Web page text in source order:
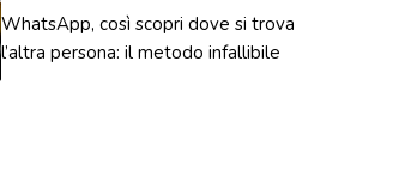
WhatsApp, così scopri dove si trova
l’altra persona: il metodo infallibile